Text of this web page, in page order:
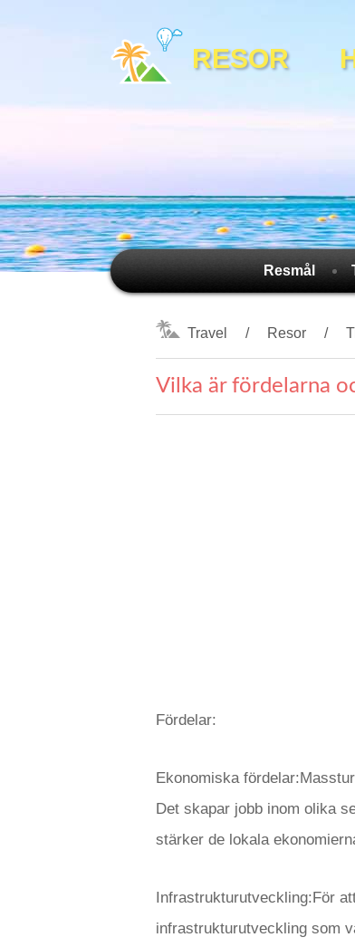
RESOR
Resmål
Travel Resor
Vilka är fördelarna
Fördelar:
Ekonomiska
Det skapar jobb inom olika
stärker de lokala
Infrastrukturutveckling:För
infrastrukturutveckling som